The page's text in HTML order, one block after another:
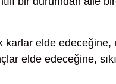
elde edeceğine,
elde edeceğine,